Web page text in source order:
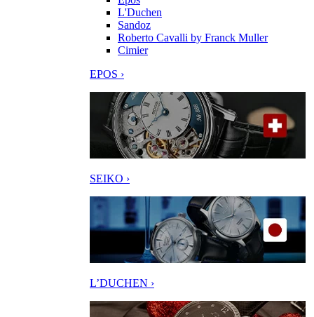
L'Duchen
Sandoz
Roberto Cavalli by Franck Muller
Cimier
EPOS ›
SEIKO ›
L’DUCHEN ›